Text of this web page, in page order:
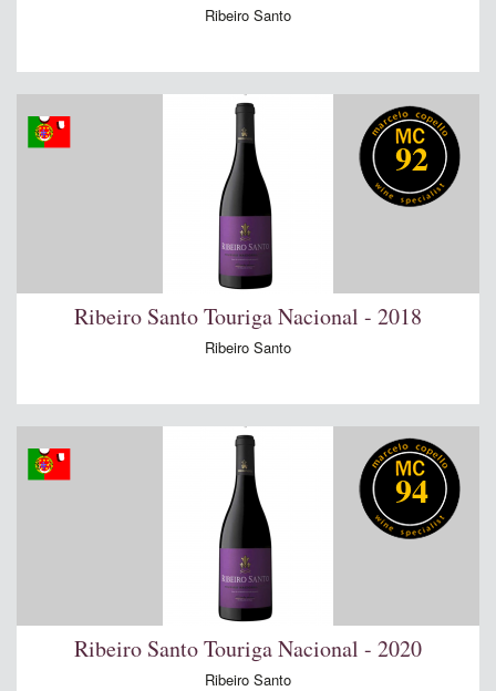
Ribeiro Santo
92
Ribeiro Santo Touriga Nacional - 2018
Ribeiro Santo
94
Ribeiro Santo Touriga Nacional - 2020
Ribeiro Santo